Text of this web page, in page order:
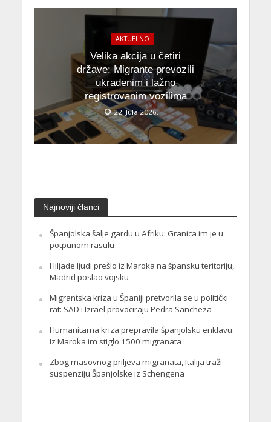
AKTUELNO
Velika akcija u četiri
države: Migrante prevozili
ukradenim i lažno
registrovanim vozilima
22. Jula 2026.
Najnoviji članci
Španjolska šalje gardu u Afriku: Granica im je u
potpunom rasulu
Hiljade ljudi prešlo iz Maroka na špansku teritoriju,
Madrid poslao vojsku
Migrantska kriza u Španiji pretvorila se u politički
rat: SAD i Izrael provociraju Pedra Sancheza
Humanitarna kriza prepravila španjolsku enklavu:
Iz Maroka im stiglo 1500 migranata
Zbog masovnog priljeva migranata, Italija traži
suspenziju Španjolske iz Schengena